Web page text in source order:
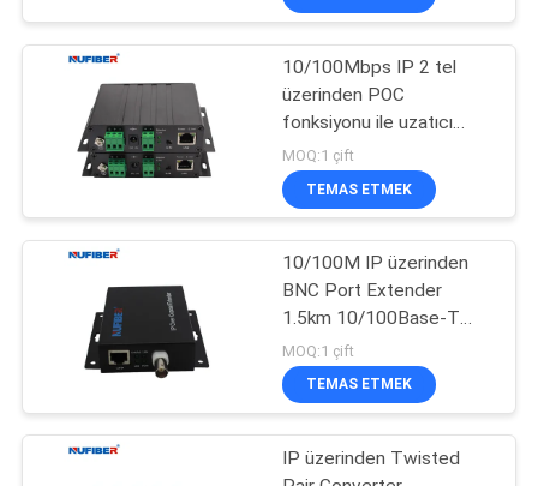
1.25G SFP Alıcı-
Verici
Bakır Modülü
10/100Mbps IP 2 tel
üzerinden POC
fonksiyonu ile uzatıcı
DC48V güç kaynağı
MOQ:1 çift
TEMAS ETMEK
10/100M IP üzerinden
BNC Port Extender
1.5km 10/100Base-T
RJ45 Koaksiyel
Dönüştürücü DC12V
MOQ:1 çift
TEMAS ETMEK
IP üzerinden Twisted